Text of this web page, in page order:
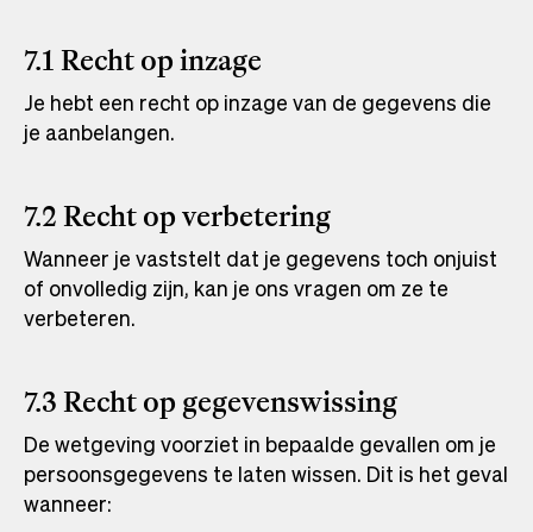
7.1 Recht op inzage
Je hebt een recht op inzage van de gegevens die
je aanbelangen.
7.2 Recht op verbetering
Wanneer je vaststelt dat je gegevens toch onjuist
of onvolledig zijn, kan je ons vragen om ze te
verbeteren.
7.3 Recht op gegevenswissing
De wetgeving voorziet in bepaalde gevallen om je
persoonsgegevens te laten wissen. Dit is het geval
wanneer: